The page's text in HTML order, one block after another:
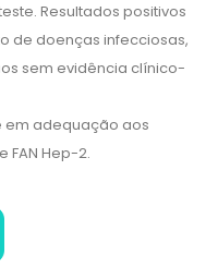
Resultados positivos
de doenças infecciosas,
sem evidência clínico-
em adequação aos
FAN Hep-2.